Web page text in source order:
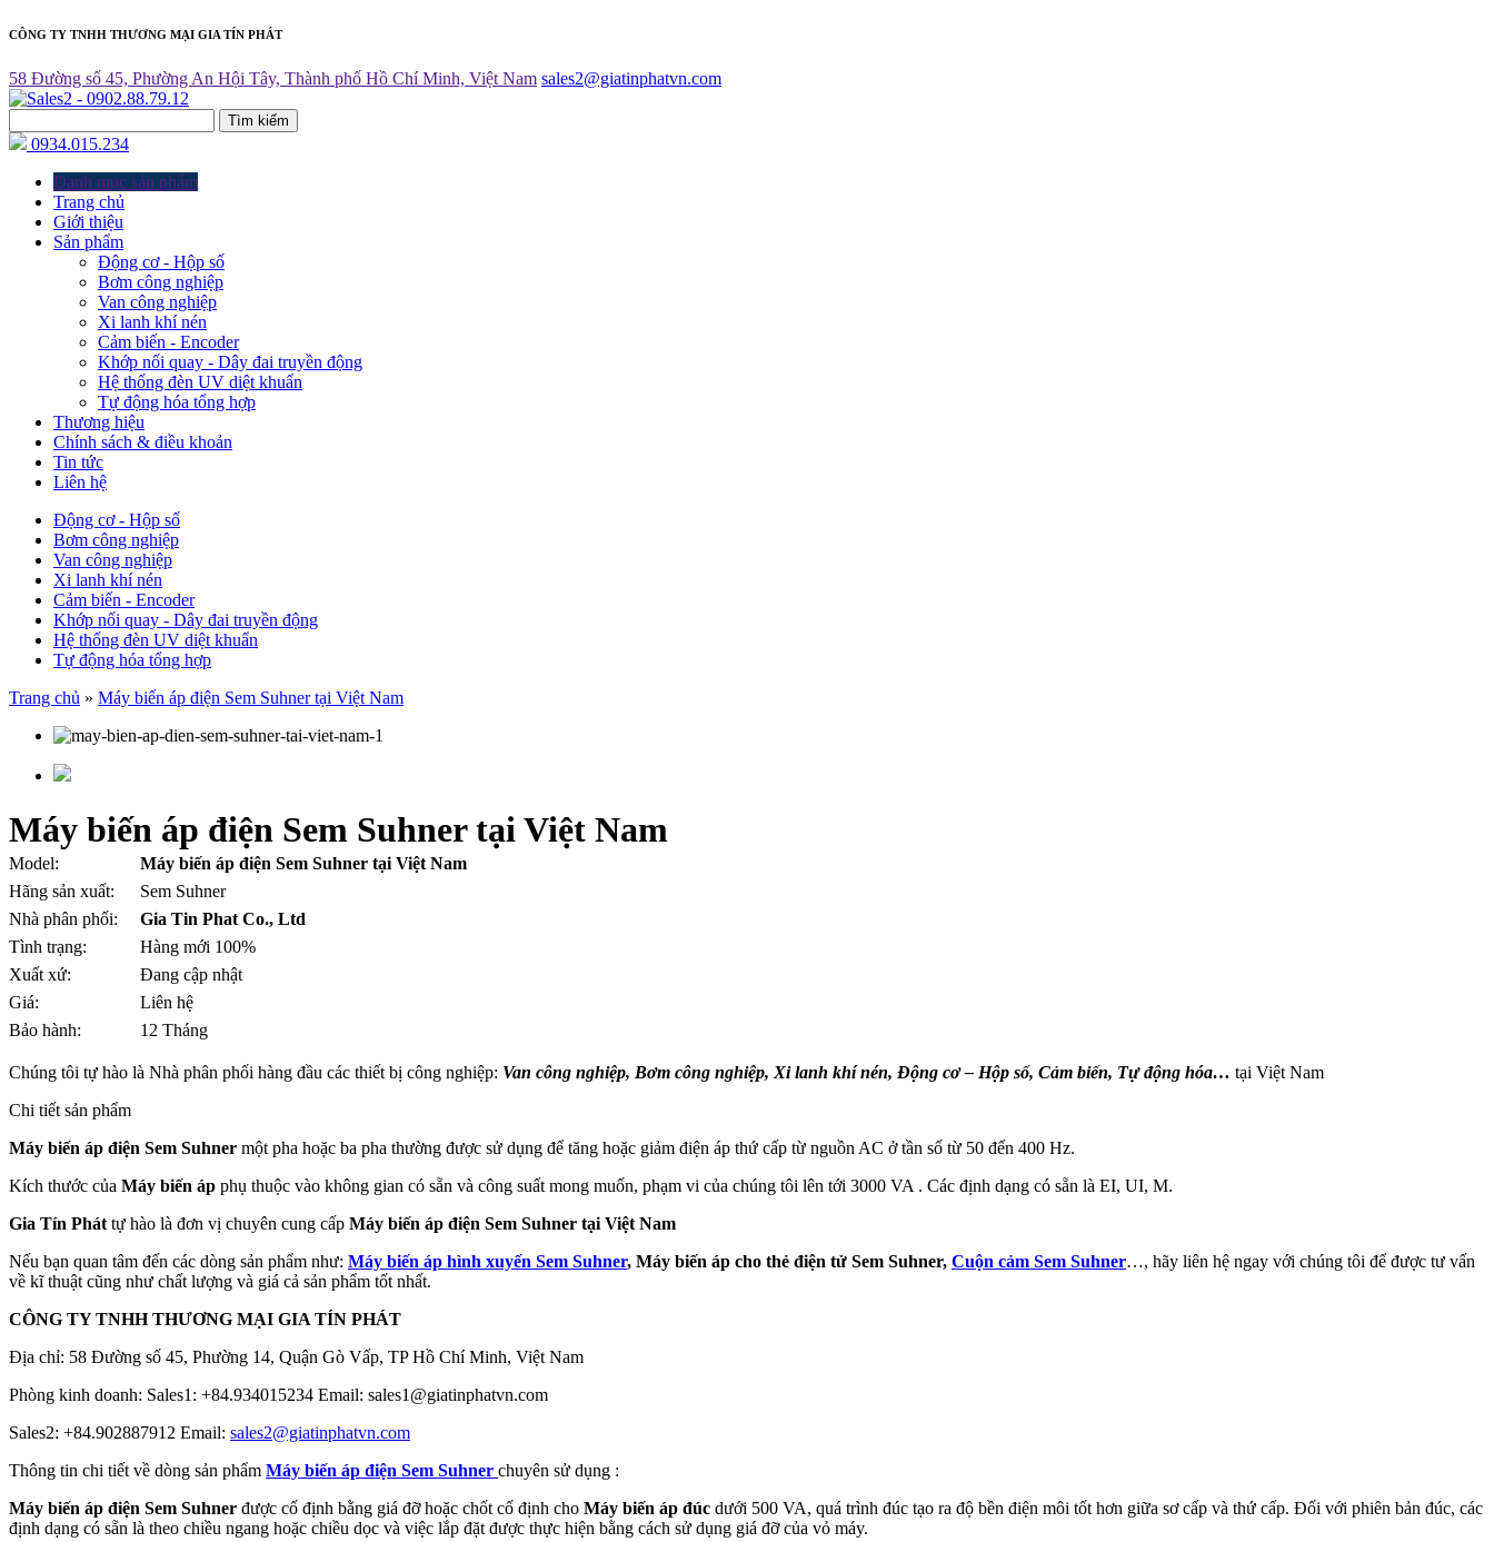
CÔNG TY TNHH THƯƠNG MẠI GIA TÍN PHÁT
58 Đường số 45, Phường An Hội Tây, Thành phố Hồ Chí Minh, Việt Nam sales2@giatinphatvn.com
Tìm kiếm
0934.015.234
Danh mục sản phẩm
Trang chủ
Giới thiệu
Sản phẩm
Động cơ - Hộp số
Bơm công nghiệp
Van công nghiệp
Xi lanh khí nén
Cảm biến - Encoder
Khớp nối quay - Dây đai truyền động
Hệ thống đèn UV diệt khuẩn
Tự động hóa tổng hợp
Thương hiệu
Chính sách & điều khoản
Tin tức
Liên hệ
Động cơ - Hộp số
Bơm công nghiệp
Van công nghiệp
Xi lanh khí nén
Cảm biến - Encoder
Khớp nối quay - Dây đai truyền động
Hệ thống đèn UV diệt khuẩn
Tự động hóa tổng hợp
Trang chủ » Máy biến áp điện Sem Suhner tại Việt Nam
Máy biến áp điện Sem Suhner tại Việt Nam
Model:
Máy biến áp điện Sem Suhner tại Việt Nam
Hãng sản xuất:
Sem Suhner
Nhà phân phối:
Gia Tin Phat Co., Ltd
Tình trạng:
Hàng mới 100%
Xuất xứ:
Đang cập nhật
Giá:
Liên hệ
Bảo hành:
12 Tháng
Chúng tôi tự hào là Nhà phân phối hàng đầu các thiết bị công nghiệp: Van công nghiệp, Bơm công nghiệp, Xi lanh khí nén, Động cơ – Hộp số, Cảm biến, Tự động hóa… tại Việt Nam
Chi tiết sản phẩm
Máy biến áp điện Sem Suhner một pha hoặc ba pha thường được sử dụng để tăng hoặc giảm điện áp thứ cấp từ nguồn AC ở tần số từ 50 đến 400 Hz.
Kích thước của Máy biến áp phụ thuộc vào không gian có sẵn và công suất mong muốn, phạm vi của chúng tôi lên tới 3000 VA . Các định dạng có sẵn là EI, UI, M.
Gia Tín Phát tự hào là đơn vị chuyên cung cấp Máy biến áp điện Sem Suhner tại Việt Nam
Nếu bạn quan tâm đến các dòng sản phẩm như: Máy biến áp hình xuyến Sem Suhner, Máy biến áp cho thẻ điện tử Sem Suhner, Cuộn cảm Sem Suhner…, hãy liên hệ ngay với chúng tôi để được tư vấn
về kĩ thuật cũng như chất lượng và giá cả sản phẩm tốt nhất.
CÔNG TY TNHH THƯƠNG MẠI GIA TÍN PHÁT
Địa chỉ: 58 Đường số 45, Phường 14, Quận Gò Vấp, TP Hồ Chí Minh, Việt Nam
Phòng kinh doanh: Sales1: +84.934015234 Email: sales1@giatinphatvn.com
Sales2: +84.902887912 Email: sales2@giatinphatvn.com
Thông tin chi tiết về dòng sản phẩm Máy biến áp điện Sem Suhner chuyên sử dụng :
Máy biến áp điện Sem Suhner được cố định bằng giá đỡ hoặc chốt cố định cho Máy biến áp đúc dưới 500 VA, quá trình đúc tạo ra độ bền điện môi tốt hơn giữa sơ cấp và thứ cấp. Đối với phiên bản đúc, các
định dạng có sẵn là theo chiều ngang hoặc chiều dọc và việc lắp đặt được thực hiện bằng cách sử dụng giá đỡ của vỏ máy.